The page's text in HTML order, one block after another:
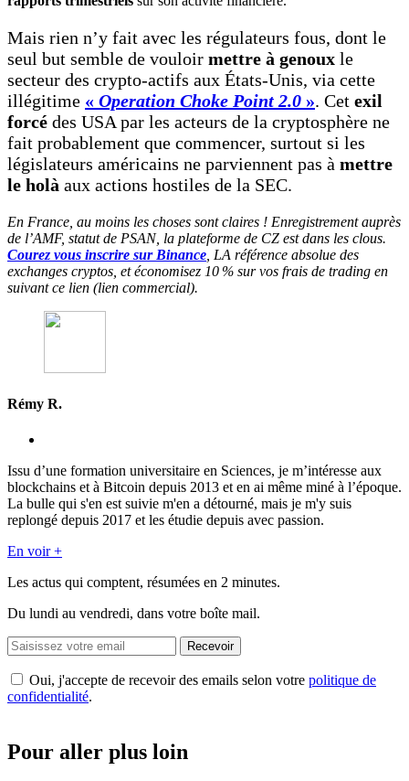
Mais rien n’y fait avec les régulateurs fous, dont le
seul but semble de vouloir mettre à genoux le
secteur des crypto-actifs aux États-Unis, via cette
illégitime « Operation Choke Point 2.0 ». Cet exil
forcé des USA par les acteurs de la cryptosphère ne
fait probablement que commencer, surtout si les
législateurs américains ne parviennent pas à mettre
le holà aux actions hostiles de la SEC.
En France, au moins les choses sont claires ! Enregistrement auprès
de l’AMF, statut de PSAN, la plateforme de CZ est dans les clous.
Courez vous inscrire sur Binance , LA référence absolue des
exchanges cryptos, et économisez 10 % sur vos frais de trading en
suivant ce lien (lien commercial).
Rémy R.
Issu d’une formation universitaire en Sciences, je m’intéresse aux
blockchains et à Bitcoin depuis 2013 et en ai même miné à l’époque.
La bulle qui s'en est suivie m'en a détourné, mais je m'y suis
replongé depuis 2017 et les étudie depuis avec passion.
En voir +
Les actus qui comptent, résumées en 2 minutes.
Du lundi au vendredi, dans votre boîte mail.
Recevoir
Oui, j'accepte de recevoir des emails selon votre politique de
confidentialité.
Pour aller plus loin